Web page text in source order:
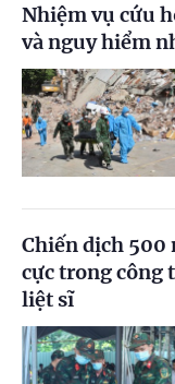
Nhiệm vụ cứu
và nguy hiểm
Chiến dịch 500
cực trong công
liệt sĩ